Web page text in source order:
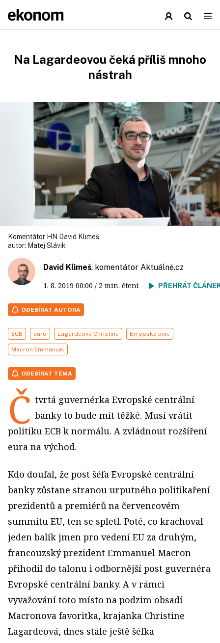
Na Lagardeovou čeká příliš mnoho
nástrah
Komentátor HN David Klimeš
autor: Matej Slávik
David Klimeš, komentátor Aktuálně.cz
1. 8. 2019 00:00 / 2 min. čtení PŘEHRÁT
ODEBÍRAT AUTORA
ECB euro Lagardeová Christine Evropská unie
Macron Emmanuel
ODEBÍRAT TÉMA
Č tvrtá guvernérka Evropské centrální
banky to bude mít těžké. Musí vrátit
politiku ECB k normálu. A zvládnout rozšíření
eura na východ.
Kdo doufal, že post šéfa Evropské centrální
banky zůstane stranou urputného politikaření
prezidentů a premiérů na červencovém
summitu EU, ten se spletl. Poté, co krachoval
jeden balík jmen pro vedení EU za druhým,
francouzský prezident Emmanuel Macron
přihodil do talonu i odbornější post guvernéra
Evropské centrální banky. A v rámci
vyvažování toto místo na podzim obsadí
Macronova favoritka, krajanka Christine
Lagardeová, dnes stále ještě šéfka